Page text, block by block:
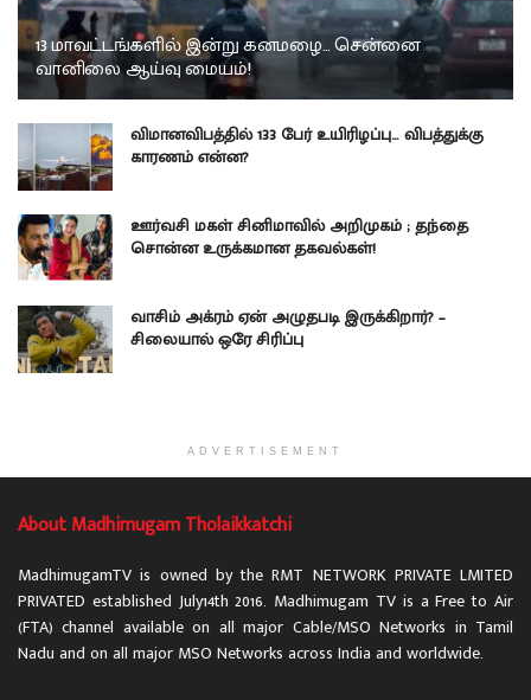
13 மாவட்டங்களில் இன்று கனமழை… சென்னை
வானிலை ஆய்வு மையம்!
விமானவிபத்தில் 133 பேர் உயிரிழப்பு… விபத்துக்கு
காரணம் என்ன?
ஊர்வசி மகள் சினிமாவில் அறிமுகம் ; தந்தை
சொன்ன உருக்கமான தகவல்கள்!
வாசிம் அக்ரம் ஏன் அழுதபடி இருக்கிறார்? –
சிலையால் ஒரே சிரிப்பு
ADVERTISEMENT
About Madhimugam Tholaikkatchi
MadhimugamTV is owned by the RMT NETWORK PRIVATE LMITED
PRIVATED established July14th 2016. Madhimugam TV is a Free to Air
(FTA) channel available on all major Cable/MSO Networks in Tamil
Nadu and on all major MSO Networks across India and worldwide.